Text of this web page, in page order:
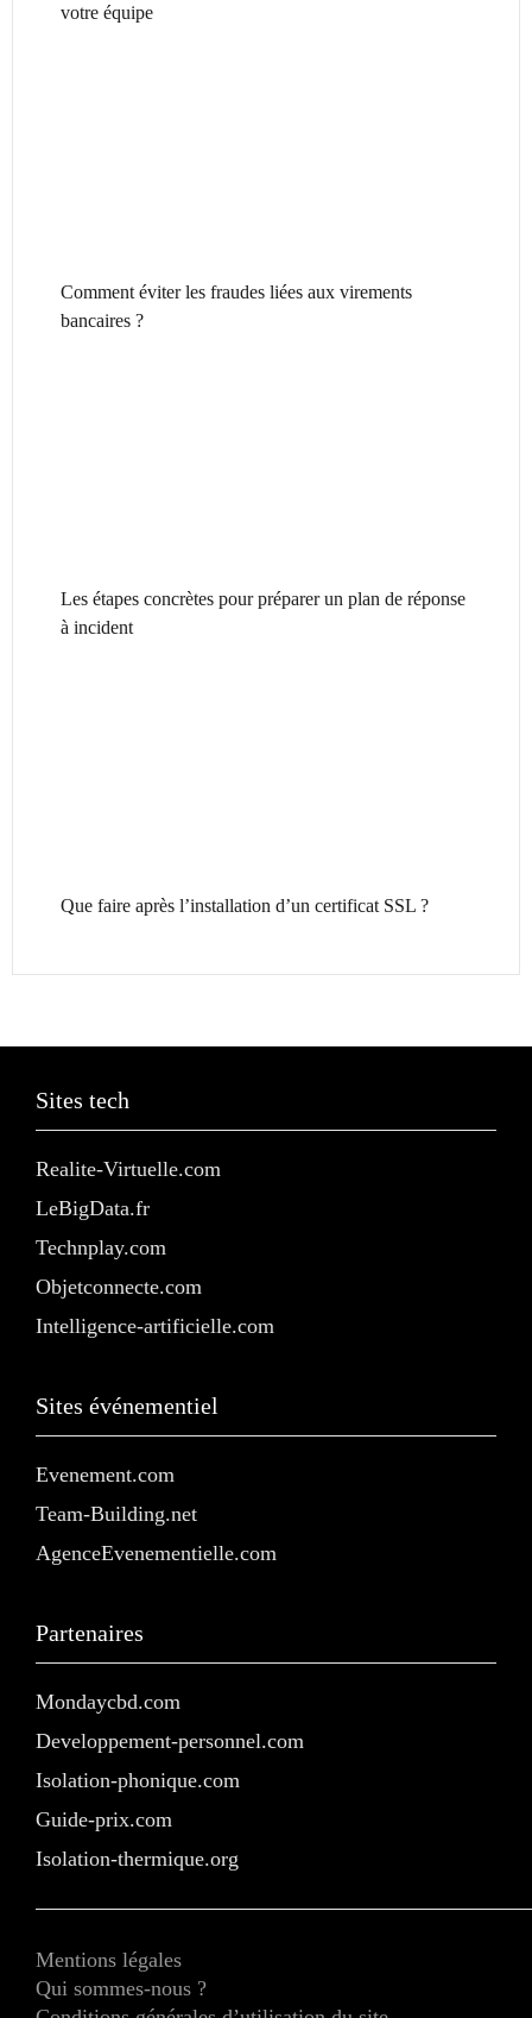
votre équipe
Comment éviter les fraudes liées aux virements
bancaires ?
Les étapes concrètes pour préparer un plan de réponse
à incident
Que faire après l’installation d’un certificat SSL ?
Sites tech
Realite-Virtuelle.com
LeBigData.fr
Technplay.com
Objetconnecte.com
Intelligence-artificielle.com
Sites événementiel
Evenement.com
Team-Building.net
AgenceEvenementielle.com
Partenaires
Mondaycbd.com
Developpement-personnel.com
Isolation-phonique.com
Guide-prix.com
Isolation-thermique.org
Mentions légales
Qui sommes-nous ?